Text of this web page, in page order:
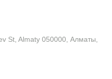
St, Almaty 050000, Алматы,